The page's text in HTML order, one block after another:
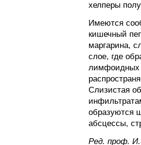
хелперы
Имеются
кишечный
маргарина,
слое, где
лимфоидных
Слизистая
образуются
абсцессы,
Ред. проф.